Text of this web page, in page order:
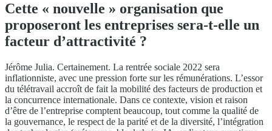
Cette « nouvelle » organisation que
proposeront les entreprises sera-t-elle un
facteur d’attractivité ?
Jérôme Julia. Certainement. La rentrée sociale 2022 sera
inflationniste, avec une pression forte sur les rémunérations. L’essor
du télétravail accroît de fait la mobilité des facteurs de production et
la concurrence internationale. Dans ce contexte, vision et raison
d’être de l’entreprise comptent beaucoup, tout comme la qualité de
la gouvernance, le respect de la parité et de la diversité, l’intégration